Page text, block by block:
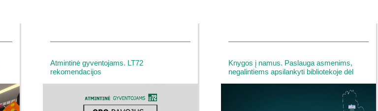
Atmintinė gyventojams. LT72
rekomendacijos
Knygos į namus. Paslauga asmenims,
negalintiems apsilankyti bibliotekoje dėl